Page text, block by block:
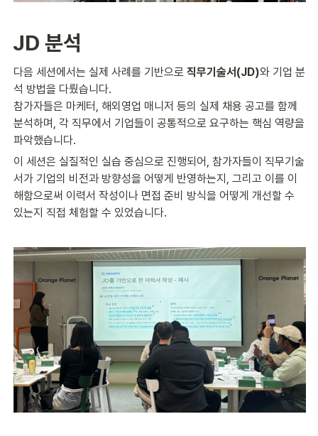
JD 분석
다음 세션에서는 실제 사례를 기반으로 직무기술서(JD)와 기업 분
석 방법을 다뤘습니다.
참가자들은 마케터, 해외영업 매니저 등의 실제 채용 공고를 함께
분석하며, 각 직무에서 기업들이 공통적으로 요구하는 핵심 역량을
파악했습니다.
이 세션은 실질적인 실습 중심으로 진행되어, 참가자들이 직무기술
서가 기업의 비전과 방향성을 어떻게 반영하는지, 그리고 이를 이
해함으로써 이력서 작성이나 면접 준비 방식을 어떻게 개선할 수
있는지 직접 체험할 수 있었습니다.